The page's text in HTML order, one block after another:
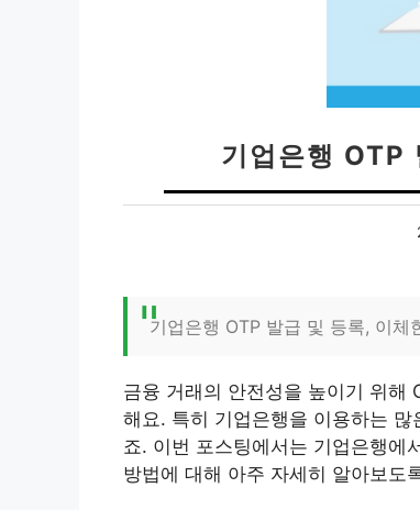
기업은행 OTP
기업은행 OTP 발급 및 등록, 이체
금융 거래의 안전성을 높이기 위해
해요. 특히 기업은행을 이용하는
죠. 이번 포스팅에서는 기업은행에
방법에 대해 아주 자세히 알아보도